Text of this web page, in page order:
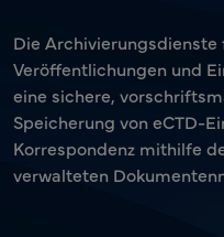
Die
Veröffentlichungen und
eine sichere,
Speicherung von eCTD-
Korrespondenz mithilfe
verwalteten